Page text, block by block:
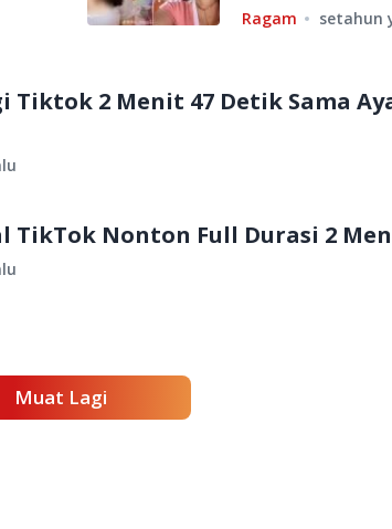
Ragam setahun
Tiktok 2 Menit 47 Detik Sama
TikTok Nonton Full Durasi 2
Muat Lagi